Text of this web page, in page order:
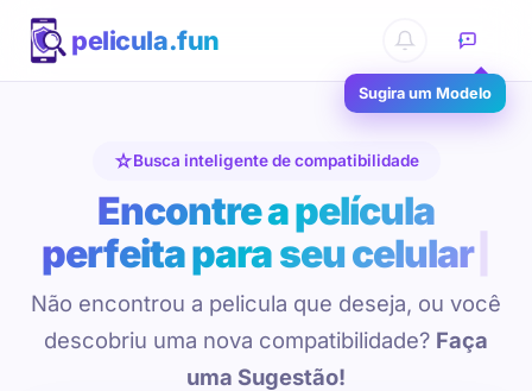
pelicula.fun
Sugira um Modelo
Busca inteligente de compatibilidade
Encontre a película
perfeita para seu celular
Não encontrou a pelicula que deseja, ou você
descobriu uma nova compatibilidade? Faça
uma Sugestão!